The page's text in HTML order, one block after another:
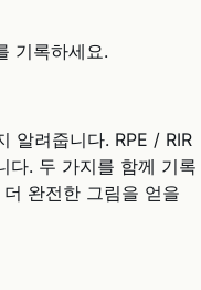
기록하세요.
알려줍니다. RPE / RIR
다. 두 가지를 함께 기록
완전한 그림을 얻을